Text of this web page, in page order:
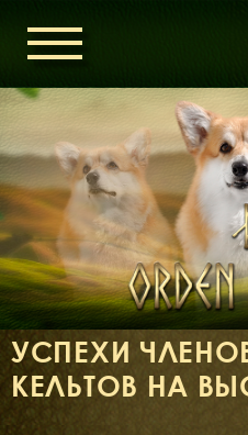
УСПЕХИ
КЕЛЬТОВ НА
ОРДЕН КЕЛЬТІВ
НОВИНИ
ДИТЯЧА КІМНАТА
КОНТАКТИ
НАШІ КОРГІ
ДАМИ ОРДЕНУ
КАВАЛЕРИ ОРДЕНУ
ЩЕНЯТА